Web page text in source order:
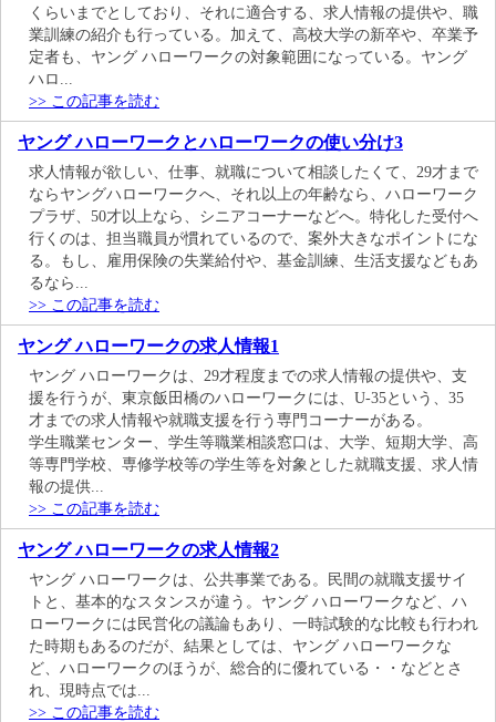
くらいまでとしており、それに適合する、求人情報の提供や、職
業訓練の紹介も行っている。加えて、高校大学の新卒や、卒業予
定者も、ヤング ハローワークの対象範囲になっている。ヤング
ハロ...
>> この記事を読む
ヤング ハローワークとハローワークの使い分け3
求人情報が欲しい、仕事、就職について相談したくて、29才まで
ならヤングハローワークへ、それ以上の年齢なら、ハローワーク
プラザ、50才以上なら、シニアコーナーなどへ。特化した受付へ
行くのは、担当職員が慣れているので、案外大きなポイントにな
る。もし、雇用保険の失業給付や、基金訓練、生活支援などもあ
るなら...
>> この記事を読む
ヤング ハローワークの求人情報1
ヤング ハローワークは、29才程度までの求人情報の提供や、支
援を行うが、東京飯田橋のハローワークには、U-35という、35
才までの求人情報や就職支援を行う専門コーナーがある。
学生職業センター、学生等職業相談窓口は、大学、短期大学、高
等専門学校、専修学校等の学生等を対象とした就職支援、求人情
報の提供...
>> この記事を読む
ヤング ハローワークの求人情報2
ヤング ハローワークは、公共事業である。民間の就職支援サイ
トと、基本的なスタンスが違う。ヤング ハローワークなど、ハ
ローワークには民営化の議論もあり、一時試験的な比較も行われ
た時期もあるのだが、結果としては、ヤング ハローワークな
ど、ハローワークのほうが、総合的に優れている・・などとさ
れ、現時点では...
>> この記事を読む